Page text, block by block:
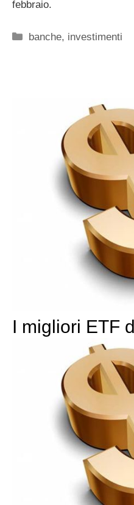
febbraio.
Categorie
banche, investimenti
I migliori ETF